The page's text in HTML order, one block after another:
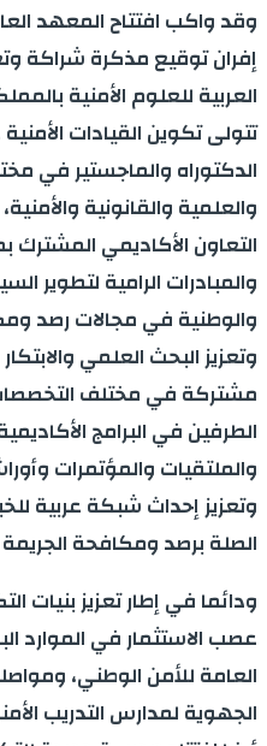
وقد واكب افتتاح المعهد
إفران توقيع مذكرة شراكة
العربية للعلوم الأمنية
تتولى تكوين القيادات
الدكتوراه والماجستير في
والعلمية والقانونية
التعاون الأكاديمي
والمبادرات الرامية لتطوير
والوطنية في مجالات رصد
وتعزيز البحث العلمي
مشتركة في مختلف التخصصات
الطرفين في البرامج
والملتقيات والمؤتمرات
وتعزيز إحداث شبكة عربية
الصلة برصد ومكافحة
ودائما في إطار تعزيز بنيات
عصب الاستثمار في الموارد
العامة للأمن الوطني،